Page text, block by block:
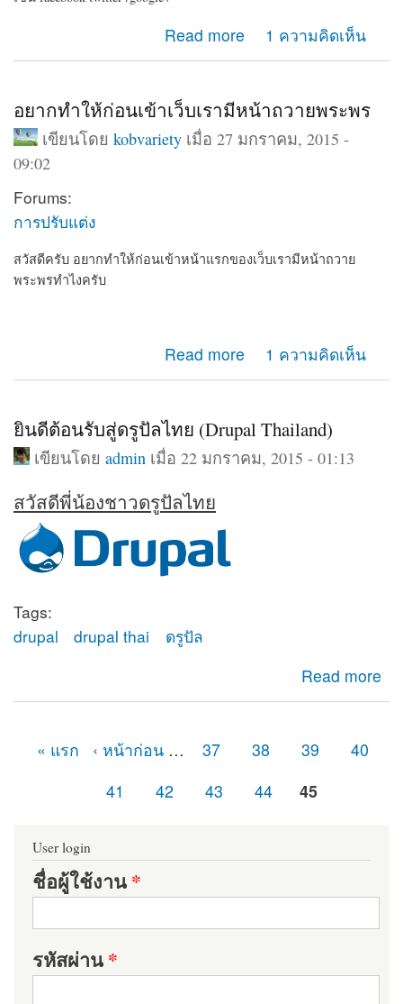
Read more
about อยากให้เว็บเรามีปุ่มแชร์ไปยัง social1 ความคิดเห็น
อยากทำให้ก่อนเข้าเว็บเรามีหน้าถวายพระพร
เขียนโดย kobvarietyเมื่อ 27 มกราคม, 2015 -
09:02
Forums:
การปรับแต่ง
สวัสดีครับ อยากทำให้ก่อนเข้าหน้าแรกของเว็บเรามีหน้าถวาย
พระพรทำไงครับ
Read more
about อยากทำให้ก่อนเข้าเว็บเรามีหน้าถวายพระพร
1 ความคิดเห็น
ยินดีต้อนรับสู่ดรูปัลไทย (Drupal Thailand)
เขียนโดยadmin เมื่อ 22 มกราคม, 2015 - 01:13
สวัสดีพี่น้องชาวดรูปัลไทย
Tags:
drupal
drupal thai
ดรูปัล
Read more
about ยินดีต้อนรับสู่ดรูปัลไทย (Drupal Thailand)
« แรก ‹ หน้าก่อน … 37 38 39
40
41
42 43 44 45
User login
ชื่อผู้ใช้งาน*
รหัสผ่าน*